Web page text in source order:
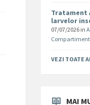
Tratament
larvelor
07/07/2026 in
VEZI TOATE
MAI